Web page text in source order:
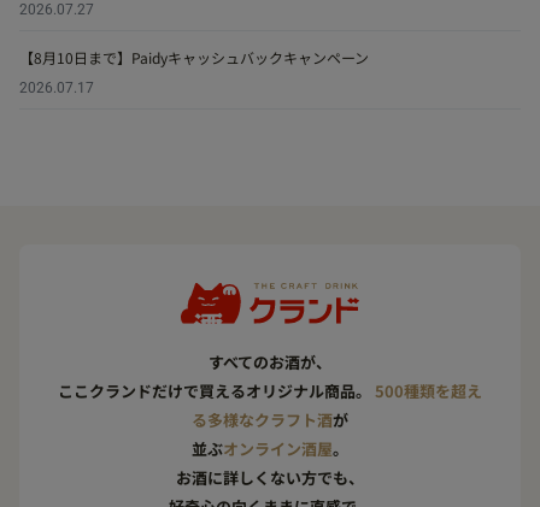
2026.07.27
【8月10日まで】Paidyキャッシュバックキャンペーン
2026.07.17
すべてのお酒が、
ここクランドだけで買えるオリジナル商品。 500種類を超え
る多様なクラフト酒が
並ぶオンライン酒屋。
お酒に詳しくない方でも、